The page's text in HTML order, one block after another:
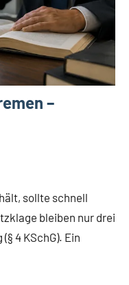
–
sollte schnell
bleiben nur drei
4 KSchG). Ein